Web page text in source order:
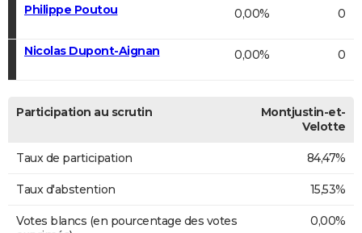
Philippe Poutou 0,00% 0
Nicolas Dupont-Aignan 0,00% 0
Participation au scrutin
Montjustin-et-
Velotte
Taux de participation 84,47%
Taux d'abstention 15,53%
Votes blancs (en pourcentage des votes
0,00%